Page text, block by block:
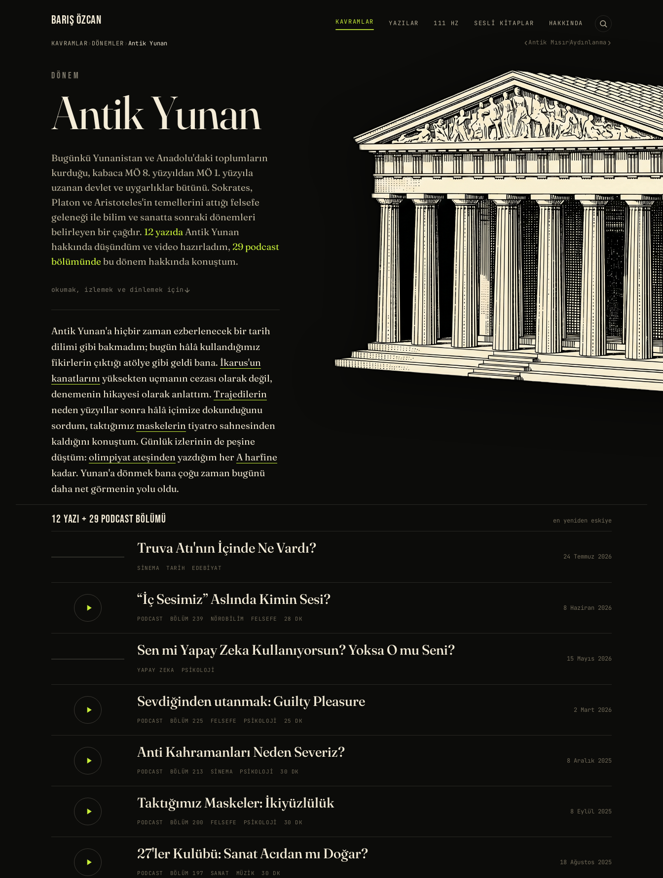
BARIŞ ÖZCAN KAVRAMLAR YAZILAR 111 HZ SESLI KITAPLAR HAKKINDA
KAVRAMLAR› DÖNEMLER ›Antik Yunan ‹Antik MısırAydınlanma ›
DÖNEM
Antik Yunan
Bugünkü Yunanistan ve Anadolu'daki toplumların
kurduğu, kabaca MÖ 8. yüzyıldan MÖ 1. yüzyıla
uzanan devlet ve uygarlıklar bütünü. Sokrates,
Platon ve Aristoteles'in temellerini attığı felsefe
geleneği ile bilim ve sanatta sonraki dönemleri
belirleyen bir çağdır. 12 yazıdaAntik Yunan
hakkında düşündüm ve video hazırladım, 29 podcast
bölümünde bu dönem hakkında konuştum.
okumak, izlemek ve dinlemek için
Antik Yunan'a hiçbir zaman ezberlenecek bir tarih
dilimi gibi bakmadım; bugün hâlâ kullandığımız
fikirlerin çıktığı atölye gibi geldi bana. İkarus'un
kanatlarını yüksekten uçmanın cezası olarak değil,
denemenin hikayesi olarak anlattım. Trajedilerin
neden yüzyıllar sonra hâlâ içimize dokunduğunu
sordum, taktığımız maskelerin tiyatro sahnesinden
kaldığını konuştum. Günlük izlerinin de peşine
düştüm: olimpiyat ateşinden yazdığım herA harfine
kadar. Yunan'a dönmek bana çoğu zaman bugünü
daha net görmenin yolu oldu.
12 YAZI + 29 PODCAST BÖLÜMÜ en yeniden eskiye
Truva Atı'nın İçinde Ne Vardı?
SINEMA TARIH EDEBIYAT
24 Temmuz 2026
“İç Sesimiz” Aslında Kimin Sesi?
PODCAST BÖLÜM 239 NÖROBILIM FELSEFE 28 DK
8 Haziran 2026
Sen mi Yapay Zeka Kullanıyorsun? Yoksa O mu Seni?
YAPAY ZEKA PSIKOLOJI
15 Mayıs 2026
Sevdiğinden utanmak: Guilty Pleasure
PODCAST BÖLÜM 225 FELSEFE PSIKOLOJI 25 DK
2 Mart 2026
Anti Kahramanları Neden Severiz?
PODCAST BÖLÜM 213 SINEMA PSIKOLOJI 30 DK
8 Aralık 2025
Taktığımız Maskeler: İkiyüzlülük
PODCAST BÖLÜM 200 FELSEFE PSIKOLOJI 30 DK
8 Eylül 2025
27'ler Kulübü: Sanat Acıdan mı Doğar?
PODCAST BÖLÜM 197 SANAT MÜZIK 30 DK
18 Ağustos 2025